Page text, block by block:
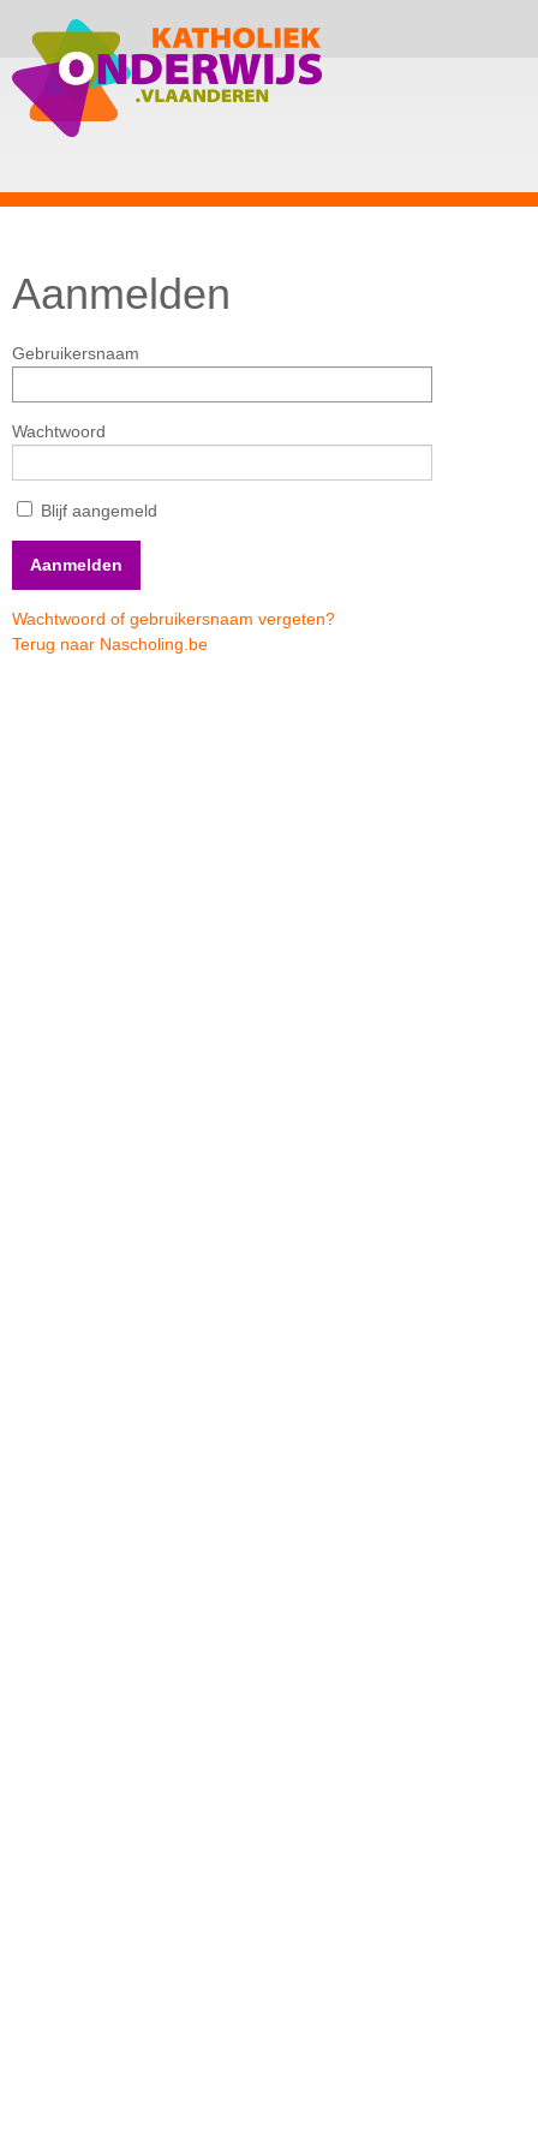
Aanmelden
Gebruikersnaam
Wachtwoord
Blijf aangemeld
Wachtwoord of gebruikersnaam vergeten?
Terug naar Nascholing.be